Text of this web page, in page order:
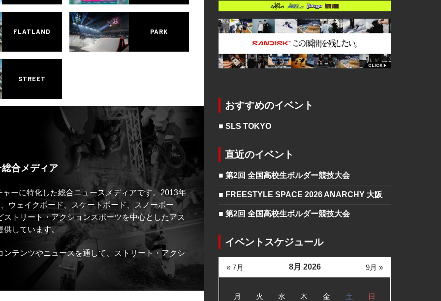
FLATLAND PARK
STREET
合メディア
ーに特化した総合ニュースメディアです。2013年
ウェイクボード、スケートボード、スノーボー
トリート・アクションスポーツを中心としたアス
供しています。
テンツやニュースを通して、ストリート・アクシ
おすすめのイベント
■ SLS TOKYO
直近のイベント
■ 第2回 全国高校生ボルダー競技大会
■ FREESTYLE SPACE 2026 ANARCHY 大阪
■ 第2回 全国高校生ボルダー競技大会
イベントスケジュール
8月 2026
月 火 水 木 金 土 日
« 7月 9月 »